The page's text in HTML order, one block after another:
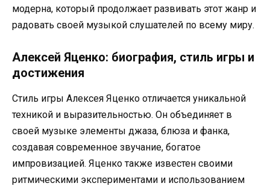
модерна, который продолжает развивать этот жанр и
радовать своей музыкой слушателей по всему миру.
Алексей Яценко: биография, стиль игры и
достижения
Стиль игры Алексея Яценко отличается уникальной
техникой и выразительностью. Он объединяет в
своей музыке элементы джаза, блюза и фанка,
создавая современное звучание, богатое
импровизацией. Яценко также известен своими
ритмическими экспериментами и использованием